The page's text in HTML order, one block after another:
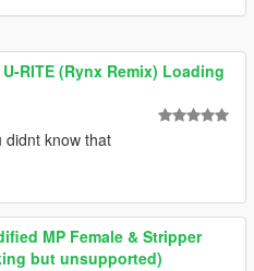
U-RITE (Rynx Remix) Loading
didnt know that
MP Female & Stripper
but unsupported)